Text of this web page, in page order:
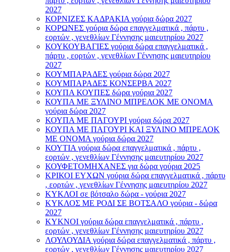
2027
ΚΟΡΝΙΖΕΣ ΚΑΔΡΑΚΙΑ γούρια δώρα 2027
ΚΟΡΩΝΕΣ γούρια δώρα επαγγελματικά , πάρτυ ,
εορτών , γενεθλίων Γέννησης μαιευτηρίου 2027
ΚΟΥΚΟΥΒΑΓΙΕΣ γούρια δώρα επαγγελματικά ,
πάρτυ , εορτών , γενεθλίων Γέννησης μαιευτηρίου
2027
ΚΟΥΜΠΑΡΑΔΕΣ γούρια δώρα 2027
ΚΟΥΜΠΑΡΑΔΕΣ ΚΟΝΣΕΡΒΑ 2027
ΚΟΥΠΑ ΚΟΥΠΕΣ δώρα γούρια 2027
ΚΟΥΠΑ ΜΕ ΞΥΛΙΝΟ ΜΠΡΕΛΟΚ ΜΕ ΟΝΟΜΑ
γούρια δώρα 2027
ΚΟΥΠΑ ΜΕ ΠΑΓΟΥΡΙ γούρια δώρα 2027
ΚΟΥΠΑ ΜΕ ΠΑΓΟΥΡΙ ΚΑΙ ΞΥΛΙΝΟ ΜΠΡΕΛΟΚ
ΜΕ ΟΝΟΜΑ γούρια δώρα 2027
ΚΟΥΤΙΑ γούρια δώρα επαγγελματικά , πάρτυ ,
εορτών , γενεθλίων Γέννησης μαιευτηρίου 2027
ΚΟΥΦΕΤΟΜΗΧΑΝΕΣ για δώρα γούρια 2025
ΚΡΙΚΟΙ ΕΥΧΩΝ γούρια δώρα επαγγελματικά , πάρτυ
, εορτών , γενεθλίων Γέννησης μαιευτηρίου 2027
ΚΥΚΛΟΙ σε βότσαλο δώρα - γούρια 2027
ΚΥΚΛΟΣ ΜΕ ΡΟΔΙ ΣΕ ΒΟΤΣΑΛΟ γούρια - δώρα
2027
ΚΥΚΝΟΙ γούρια δώρα επαγγελματικά , πάρτυ ,
εορτών , γενεθλίων Γέννησης μαιευτηρίου 2027
ΛΟΥΛΟΥΔΙΑ γούρια δώρα επαγγελματικά , πάρτυ ,
εορτών , γενεθλίων Γέννησης μαιευτηρίου 2027